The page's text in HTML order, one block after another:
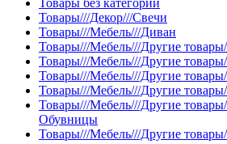
Товары без категории
Товары///Декор///Свечи
Товары///Мебель///Диван
Товары///Мебель///Другие
Товары///Мебель///Другие
Товары///Мебель///Другие
Товары///Мебель///Другие
Товары///Мебель///Другие
Обувницы
Товары///Мебель///Другие